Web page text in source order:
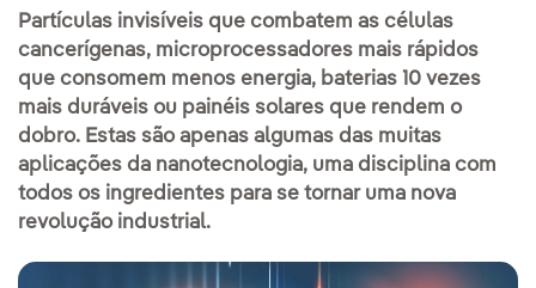
Partículas invisíveis que combatem as células
cancerígenas, microprocessadores mais rápidos
que consomem menos energia, baterias 10 vezes
mais duráveis ou painéis solares que rendem o
dobro. Estas são apenas algumas das muitas
aplicações da nanotecnologia, uma disciplina com
todos os ingredientes para se tornar uma nova
revolução industrial.